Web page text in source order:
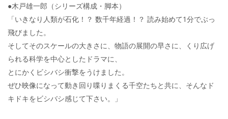
●木戸雄一郎（シリーズ構成・脚本）
「いきなり人類が石化！？ 数千年経過！？ 読み始めて1分でぶっ
飛びました。
そしてそのスケールの大きさに、物語の展開の早さに、くり広げ
られる科学を中心としたドラマに、
とにかくビシバシ衝撃をうけました。
ぜひ映像になって動き回り喋りまくる千空たちと共に、そんなド
キドキをビシバシ感じて下さい。」